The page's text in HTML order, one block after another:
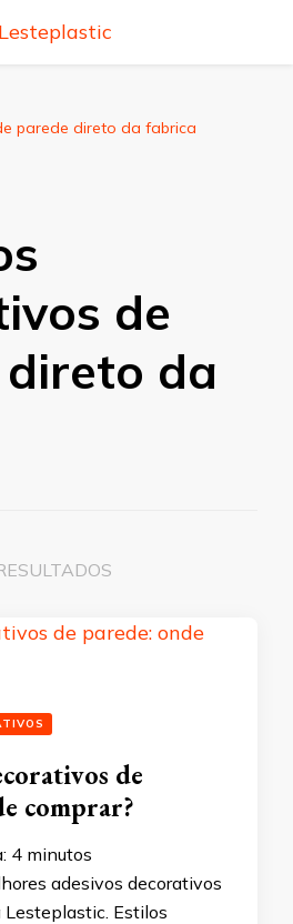
parede direto da fabrica
de
da
de
comprar?
4 minutos
adesivos decorativos
Lesteplastic. Estilos